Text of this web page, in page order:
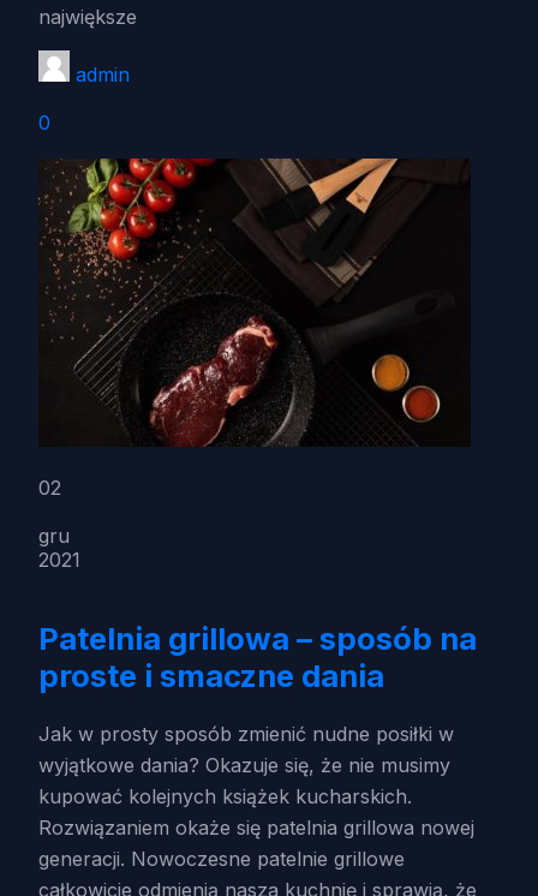
największe
admin
0
02
gru
2021
Patelnia grillowa – sposób na
proste i smaczne dania
Jak w prosty sposób zmienić nudne posiłki w
wyjątkowe dania? Okazuje się, że nie musimy
kupować kolejnych książek kucharskich.
Rozwiązaniem okaże się patelnia grillowa nowej
generacji. Nowoczesne patelnie grillowe
całkowicie odmienią nasza kuchnię i sprawią, że